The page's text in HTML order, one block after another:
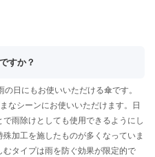
すか？
日にもお使いいただける傘です。
なシーンにお使いいただけます。日
雨除けとしても使用できるようにし
加工を施したものが多くなっていま
タイプは雨を防ぐ効果が限定的で